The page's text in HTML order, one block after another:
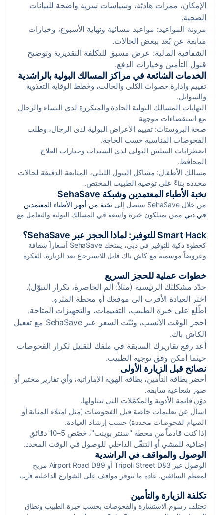
الإمكان، ممرات هادئة، وسياسات سرية واضحة للبيانات
الصحية.
مرونة المواعيد: مواعيد مسائية ونهاية الأسبوع، وخيارات
متابعة عن بُعد ببعض الحالات.
الشفافية المالية: عرض مسبق للتكلفة التقديرية وتوضيح
قبول التأمين وخيارات الدفع.
الخدمات الشائعة في مراكز المسالك البولية بالراشدية
تقييم وإدارة حصوات الكلى والحالب، وخطط الوقاية التغذوية
والسوائل.
التهابات المسالك البولية الحادة والمتكررة لدى النساء والرجال
مع استقصاءات موجهة.
صحة البروستات: تقييم الأعراض البولية لدى الرجال، وطلب
الفحوصات المناسبة حسب الحاجة.
اضطرابات السلس البولي لدى السيدات وخيارات العلاج
المحافظ.
مسالك الأطفال: مشاكل التبول الليلي، المتابعة الدقيقة لحالات
محددة بناءً على توصية الطبيب المختص.
نخبة الأطباء المعتمدين وشبكة SehaSave
من خلال SehaSave ستصل إلى
نخبة من أمهر الأطباء المعتمدين
في دبي ممن يمتلكون خبرة واسعة في المسالك البولية والتعامل مع
وتقييمات المرضى الفعلية لضمان جودة التجربة، ونقترح لك الأسماء
الأقرب إلى الراشدية أو على مسافة قصيرة بالمترو من محطة "سنتر
بوينت" إذا كنت تفضّل وسائل النقل العامة.
Smart Hack للتوفير: لماذا الحجز عبر SehaSave؟
كخطوة ذكية للتوفير في دبي، يمنحك SehaSave أسعاراً شفافة
وعروضاً موسمية مع كاش باك قابل للاسترجاع بعد الزيارة. الفكرة
استرد جزءاً من التكلفة كرصيد أو تحويل وفق الشروط المعلنة.
بالنسبة لسكان الراشدية الذين يقدّرون عامل الوقت والمصاريف، هذا
يعني رعاية عالية الجودة مع إدارة مالية أوضح، ودعم لغوي عربي/
إنجليزي، وخيارات إعادة الجدولة بسهولة.
خطوات عملية للحجز السريع
حدّد مشكلتك الرئيسية (مثلاً: ألم الخاصرة، تكرار التبوّل).
اختر العيادة الأقرب إلى موقعك أو محطة المترو.
اطّلع على خبرة الطبيب، التقييمات، والتجهيزات المتاحة.
احجز الوقت الأنسب، وثبّت السعر عبر SehaSave مع تفعيل
الكاش باك.
أعد رفع تقاريرك السابقة في ملفك لتقليل تكرار الفحوصات
حيثما أمكن وفق توجيه الطبيب.
نصائح قبل الزيارة الأولى
أحضر بطاقة التأمين، بطاقة الهوية الإماراتية، وأي تقارير مختبر أو
صور شعاعية سابقة.
دوّن قائمة الأدوية والمكمّلات التي تتناولها.
اسأل عن تعليمات خاصة قبل الفحوصات (مثل امتلاء المثانة أو
الصيام لفحوصات محددة) حسب إرشاد العيادة.
إذا كنت قادماً من محطة "سنتر بوينت"، خصّص 5–10 دقائق
إضافية للمشي أو التنقّل الداخلي للوصول في الوقت المحدد.
الوصول والمواقف في الراشدية
الوصول عبر Tripoli Street D83 أو Airport Road D89 مريح
لمعظم السائقين. عادة ما تتوفر مواقف على الشوارع الداخلية قرب
بالنسبة لمرتادي المترو، النزول في "سنتر بوينت" ثم التنقل بخيارات
السكوتر أو سيارات الأجرة يختصر الوقت. القرب من City Centre
تكلفة الزيارة والتأمين
تختلف رسوم الاستشارة والفحوصات بحسب خبرة الطبيب ونطاق